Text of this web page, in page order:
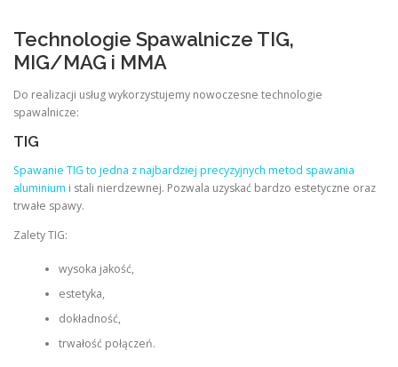
Technologie Spawalnicze TIG,
MIG/MAG i MMA
Do realizacji usług wykorzystujemy nowoczesne technologie
spawalnicze:
TIG
Spawanie TIG to jedna z najbardziej precyzyjnych metod spawania
aluminium i stali nierdzewnej. Pozwala uzyskać bardzo estetyczne oraz
trwałe spawy.
Zalety TIG:
wysoka jakość,
estetyka,
dokładność,
trwałość połączeń.